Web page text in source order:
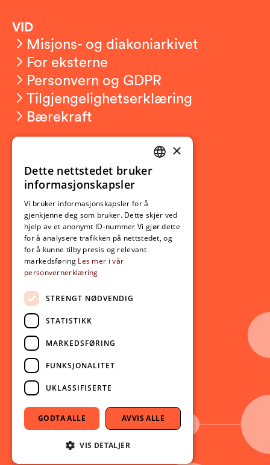
VID
Misjons- og diakoniarkivet
For eksterne
Personvern og GDPR
Tilgjengelighetserklæring
Bærekraft
Ny student
Utveksling
Opptak
Lov- og regelverk
Aktuelt
Nyheter
Arrangementer
Nyhetsbrev
Ledige stillinger
Følg oss på sosiale medier:
Facebook
Instagram
Youtube
LinkedIn
TikTok
NORWEGIAN
×
Dette nettstedet bruker
informasjonskapsler
Vi bruker informasjonskapsler for å
gjenkjenne deg som bruker. Dette skjer ved
hjelp av et anonymt ID-nummer Vi gjør dette
for å analysere trafikken på nettstedet, og
for å kunne tilby presis og relevant
markedsføring Les mer i vår
personvernerklæring
STRENGT NØDVENDIG
STATISTIKK
MARKEDSFØRING
FUNKSJONALITET
UKLASSIFISERTE
GODTA ALLE AVVIS ALLE
VIS DETALJER